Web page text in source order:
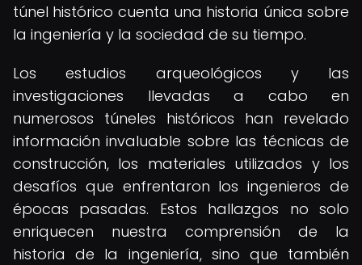
túnel histórico cuenta una historia única sobre
la ingeniería y la sociedad de su tiempo.
Los estudios arqueológicos y las
investigaciones llevadas a cabo en
numerosos túneles históricos han revelado
información invaluable sobre las técnicas de
construcción, los materiales utilizados y los
desafíos que enfrentaron los ingenieros de
épocas pasadas. Estos hallazgos no solo
enriquecen nuestra comprensión de la
historia de la ingeniería, sino que también